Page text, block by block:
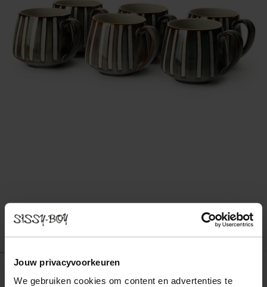
Jouw privacyvoorkeuren
We gebruiken cookies om content en advertenties te
Groen met blauwe porseleinen mok met oor